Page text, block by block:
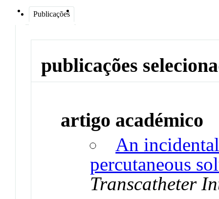
Publicações
publicações
artigo académico
An
percutaneous
Transcatheter